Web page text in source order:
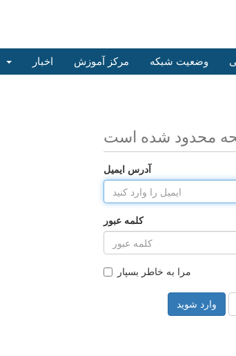
اخبار مرکز آموزش وضعیت شبکه
محدود شده است
آدرس ایمیل
کلمه عبور
مرا به خاطر بسپار